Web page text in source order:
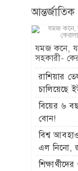
আন্তর্জাতিক
যমজ কনে,
সহকারী-
আয়োজন
রাশিয়ার
চালিয়েছে
বিয়ের ৬
বোন!
বিশ্ব
এল নিনো,